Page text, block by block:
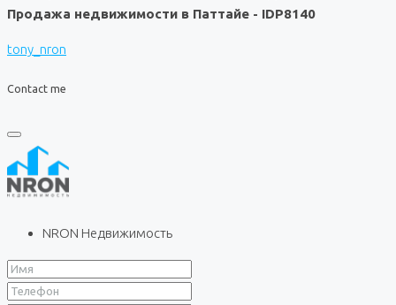
Продажа недвижимости в Паттайе - IDP8140
tony_nron
Contact me
NRON Недвижимость